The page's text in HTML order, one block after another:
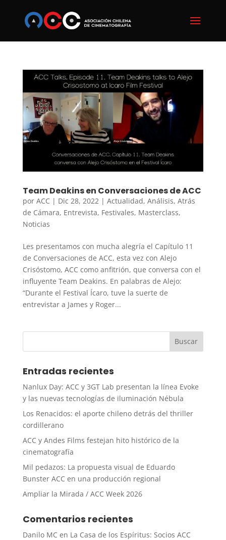
Team Deakins en Conversaciones de ACC
por ACC | Dic 28, 2022 | Actualidad, Análisis, Atrás
de Cámara, Entrevista, Festivales, Masterclass,
Noticias
Les presentamos con mucha alegría el Capítulo 11
de Conversaciones de ACC, esta vez con Alejo
Crisóstomo, ACC como anfitrión, que conversa con el
influyente Team Deakins. En palabras de Alejo:
“Durante el Festival Ícaro, tuve la suerte de
entrevistar a James y Roger...
Entradas recientes
Nanlux Day: ACC y 3GT Lab presentan la línea Evoke
y las nuevas tecnologías de iluminación Nébula
Los Renacidos: el aporte chileno detrás del thriller
cordillerano
ACC y Andes Films festejan hito histórico de la
cinematografía
Mil pedazos: La propuesta visual de Eduardo
Bunster ACC en una producción regional
Ampliar la Mirada / ACC Week 2026
Comentarios recientes
Danilo MC en La Casa de los Espíritus: Socios ACC